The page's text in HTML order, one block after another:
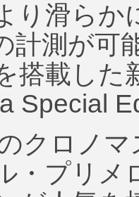
り滑らか
計測が可
搭載した
Special
クロノ
・プリメ